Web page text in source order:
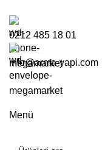
0212 485 18 01
info@arma-yapi.com
Menü